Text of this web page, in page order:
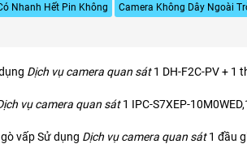
Nhanh Hết Pin Không
Camera Không Dây Ngoài
Dịch vụ camera quan sát1 DH-F2C-PV + 1
vụ camera quan sát1 IPC-S7XEP-
vấp Sử dụng Dịch vụ camera quan sát1 đầu